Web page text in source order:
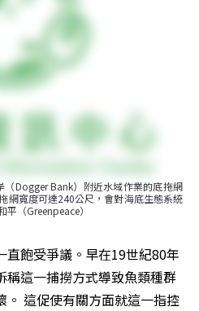
（Dogger Bank）附近水域作業的底拖網
網寬度可達240公尺，會對海底生態系統
（Greenpeace）
直飽受爭議。早在19世紀80年
稱這一捕撈方式導致魚類種群
。 這促使有關方面就這一指控